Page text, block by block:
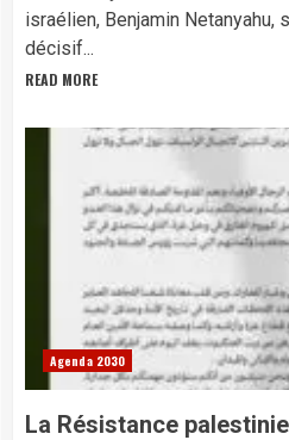
israélien, Benjamin Netanyahu,
décisif...
READ MORE
Agenda 2030
La Résistance